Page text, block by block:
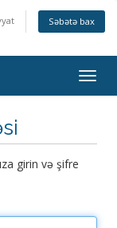
Səbətə bax
girin və şifre